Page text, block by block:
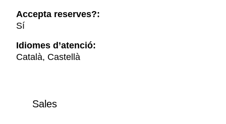
Accepta reserves?:
Sí
Idiomes d’atenció:
Català, Castellà
Sales